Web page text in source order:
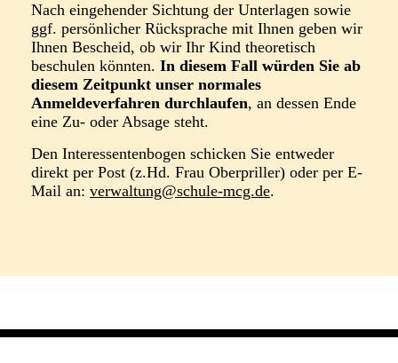
Nach eingehender Sichtung der Unterlagen sowie
ggf. persönlicher Rücksprache mit Ihnen geben wir
Ihnen Bescheid, ob wir Ihr Kind theoretisch
beschulen könnten. In diesem Fall würden Sie ab
diesem Zeitpunkt unser normales
Anmeldeverfahren durchlaufen, an dessen Ende
eine Zu- oder Absage steht.
Den Interessentenbogen schicken Sie entweder
direkt per Post (z.Hd. Frau Oberpriller) oder per E-
Mail an: verwaltung@schule-mcg.de.